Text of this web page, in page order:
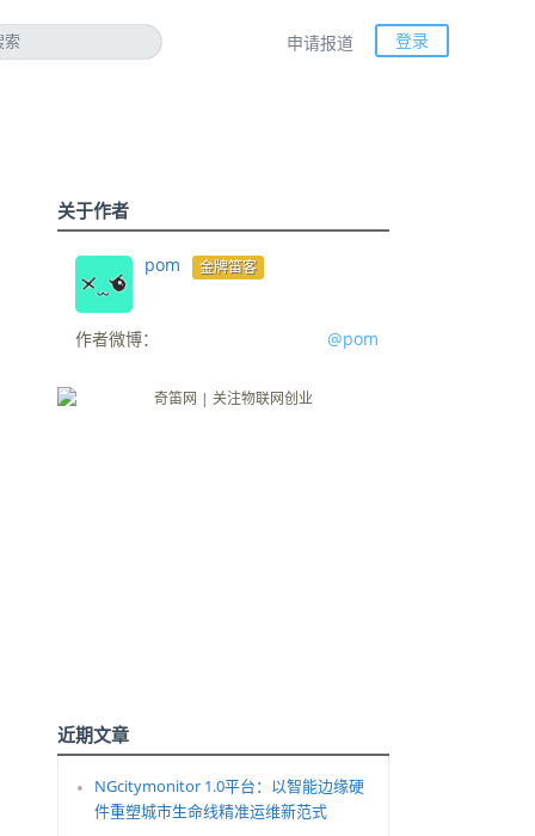
申请报道 登录
关于作者
pom 金牌笛客
作者微博： @pom
近期文章
NGcitymonitor 1.0平台：以智能边缘硬
件重塑城市生命线精准运维新范式